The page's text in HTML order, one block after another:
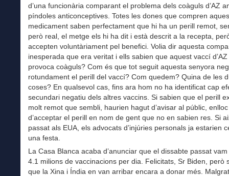
d’una funcionària comparant el problema dels coàguls d’AZ
píndoles anticonceptives. Totes les dones que compren
medicament saben perfectament que hi ha un perill remot,
però real, el metge els hi ha dit i està descrit a la recepta,
accepten voluntàriament pel benefici. Volia dir aquesta
inesperada que era veritat i ells sabien que aquest vaccí
provoca coàguls? Com és que tot seguit aquesta senyora
rotundament el perill del vaccí? Com quedem? Quina de les
coses? En qualsevol cas, fins ara hom no ha identificat cap
secundari negatiu dels altres vaccins. Si sabien que el perill
molt remot que sembli, haurien hagut d’avisar al públic, enlloc
d’acceptar el perill en nom de gent que no en sabien res. Si
passat als EUA, els advocats d’injúries personals ja estarien
una festa.
La Casa Blanca acaba d’anunciar que el dissabte passat
4.1 milions de vaccinacions per dia. Felicitats, Sr Biden, però
que la Xina i Índia en van arribar encara a donar més.